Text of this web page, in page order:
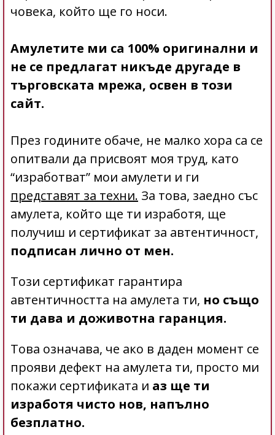
човека, който ще го носи.
Амулетите ми са 100% оригинални и
не се предлагат никъде другаде в
търговската мрежа, освен в този
сайт.
През годините обаче, не малко хора са се
опитвали да присвоят моя труд, като
“изработват” мои амулети и ги
представят за техни. За това, заедно със
амулета, който ще ти изработя, ще
получиш и сертификат за автентичност,
подписан лично от мен.
Този сертификат гарантира
автентичността на амулета ти, но също
ти дава и доживотна гаранция.
Това означава, че ако в даден момент се
прояви дефект на амулета ти, просто ми
покажи сертификата и аз ще ти
изработя чисто нов, напълно
безплатно.